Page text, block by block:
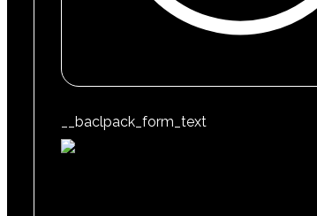
__baclpack_form_text